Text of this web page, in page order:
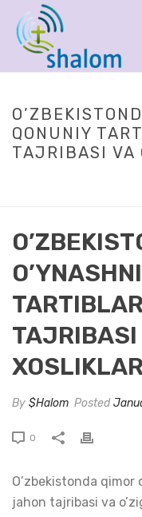
QONUNIY
TAJRIBASI VA
TAJRIBASI
By $Halom Posted
0
O’zbekistonda
jahon tajribasi va